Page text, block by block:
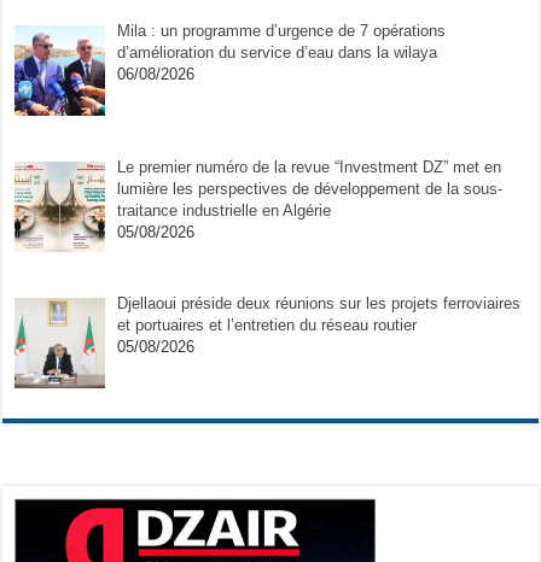
Mila : un programme d’urgence de 7 opérations
d’amélioration du service d’eau dans la wilaya
06/08/2026
Le premier numéro de la revue “Investment DZ” met en
lumière les perspectives de développement de la sous-
traitance industrielle en Algérie
05/08/2026
Djellaoui préside deux réunions sur les projets ferroviaires
et portuaires et l’entretien du réseau routier
05/08/2026